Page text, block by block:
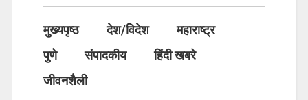
मुख्यपृष्ठ देश/विदेश
महाराष्ट्र
पुणे
संपादकीय
हिंदी खबरे
जीवनशैली